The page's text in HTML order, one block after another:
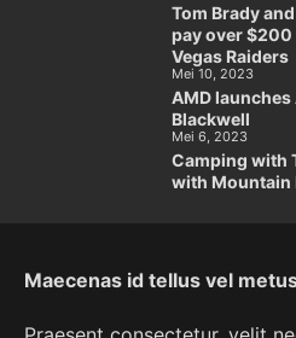
Tom Brady
pay over
Vegas Raiders
Mei 10, 2023
AMD launches
Blackwell
Mei 6, 2023
Camping with
with Mountain
Maecenas id tellus vel